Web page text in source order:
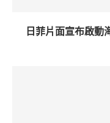
日菲片面宣布啟